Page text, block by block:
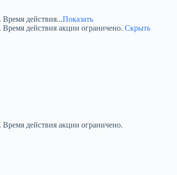
действия...Показать
действия акции ограничено. Скрыть
действия акции ограничено.